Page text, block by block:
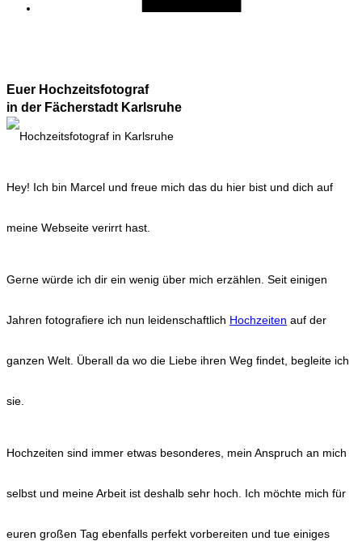
Euer Hochzeitsfotograf
in der Fächerstadt Karlsruhe
Hey! Ich bin Marcel und freue mich das du hier bist und dich auf
meine Webseite verirrt hast.
Gerne würde ich dir ein wenig über mich erzählen. Seit einigen
Jahren fotografiere ich nun leidenschaftlich Hochzeiten auf der
ganzen Welt. Überall da wo die Liebe ihren Weg findet, begleite ich
sie.
Hochzeiten sind immer etwas besonderes, mein Anspruch an mich
selbst und meine Arbeit ist deshalb sehr hoch. Ich möchte mich für
euren großen Tag ebenfalls perfekt vorbereiten und tue einiges